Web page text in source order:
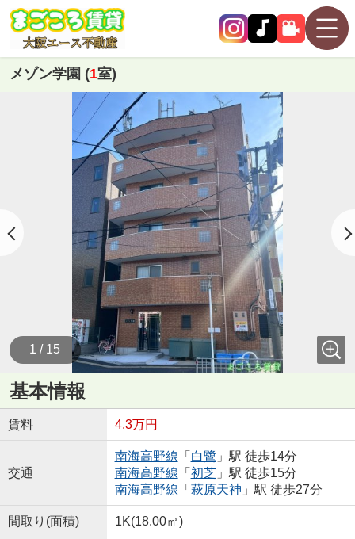
メゾン学園 (1室)
1 / 15
基本情報
賃料 4.3万円
交通
南海高野線 「 白鷺 」駅 徒歩14分
南海高野線 「 初芝」駅 徒歩15分
南海高野線 「 萩原天神 」駅 徒歩27分
間取り(面積) 1K(18.00㎡)